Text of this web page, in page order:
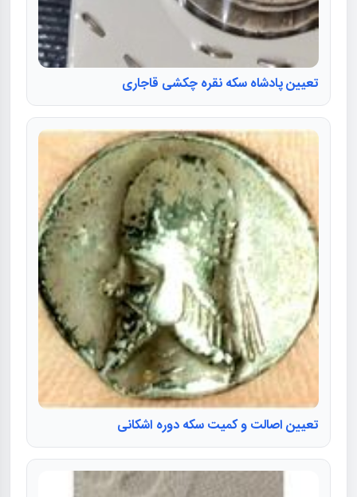
تعیین پادشاه سکه نقره چکشی قاجاری
تعیین اصالت و کمیت سکه دوره اشکانی